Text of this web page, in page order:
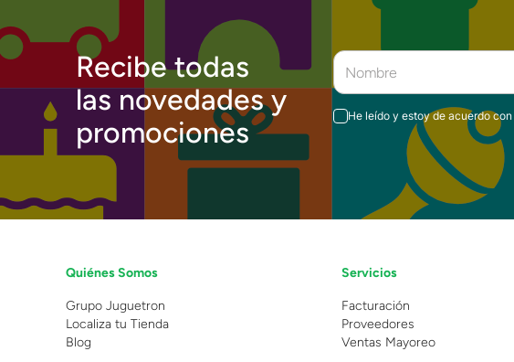
Recibe todas
las novedades y
promociones
He leído y estoy de acuerdo con
Quiénes Somos
Grupo Juguetron
Localiza tu Tienda
Blog
Servicios
Facturación
Proveedores
Ventas Mayoreo